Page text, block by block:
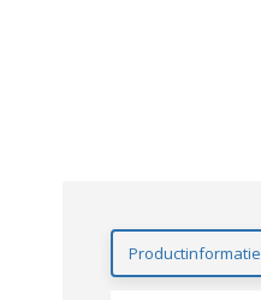
Productinformatie